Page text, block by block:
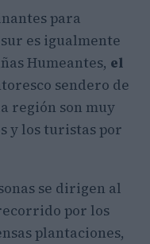
para
es igualmente
Humeantes, el
sendero de
región son muy
y los turistas por
se dirigen al
por los
plantaciones,